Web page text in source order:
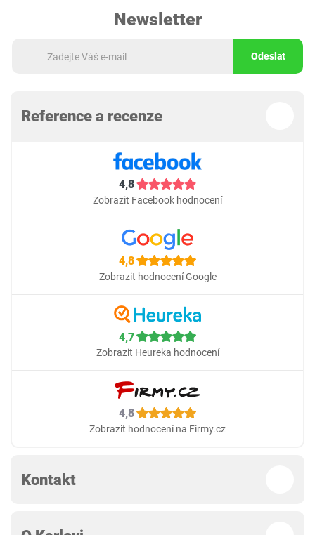
Newsletter
Odeslat
Reference a recenze
4,8
Zobrazit Facebook hodnocení
4,8
Zobrazit hodnocení Google
4,7
Zobrazit Heureka hodnocení
4,8
Zobrazit hodnocení na Firmy.cz
Kontakt